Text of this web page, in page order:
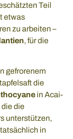
Teil
etwas
zu arbeiten –
, für die
gefrorenem
die
in Acai-
die die
unterstützen,
in